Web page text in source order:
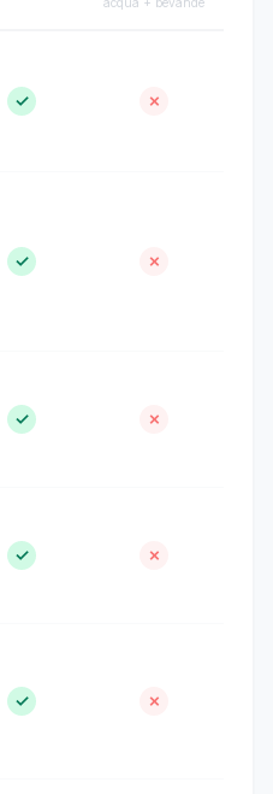
✓ ✗
✓ ✗
✓ ✗
✓ ✗
✓ ✗